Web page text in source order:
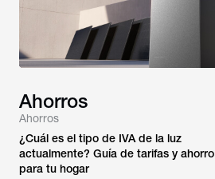
Ahorros
Ahorros
¿Cuál es el tipo de IVA de la luz
actualmente? Guía de tarifas y ahorro
para tu hogar